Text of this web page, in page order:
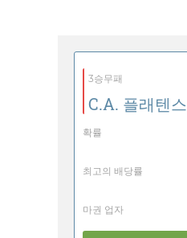
3승무패
C.A. 플래텐스
확률
최고의 배당률
마권 업자